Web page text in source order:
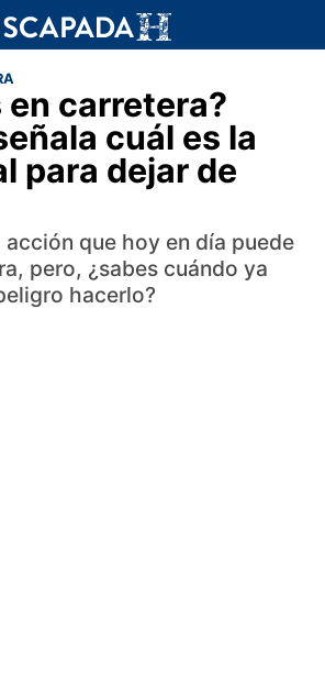
en carretera?
cuál es la
para dejar de
acción que hoy en día puede
pero, ¿sabes cuándo ya
hacerlo?